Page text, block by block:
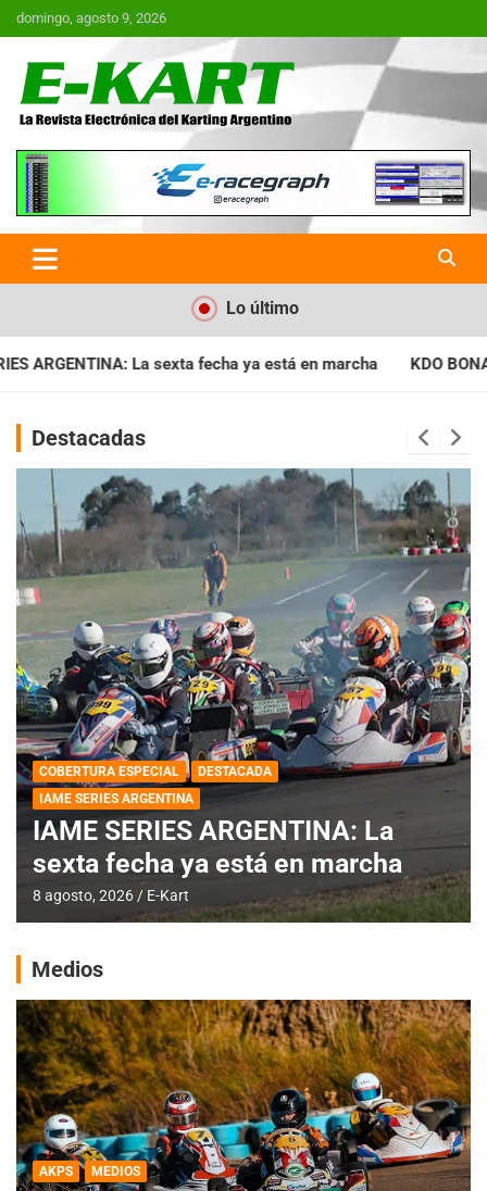
Saltar
al
domingo, agosto 9, 2026
E-Kart.com.ar | La Revista
Electrónica del Karting en
Argentina
Lo último
ya está en marcha KDO BONAERENSE: Con la vara bien
Destacadas
COBERTURA ESPECIAL
DESTACADA
IAME SERIES ARGENTINA
IAME SERIES ARGENTINA: La
sexta fecha ya está en marcha
8 agosto, 2026 E-Kart
Medios
AKPS MEDIOS